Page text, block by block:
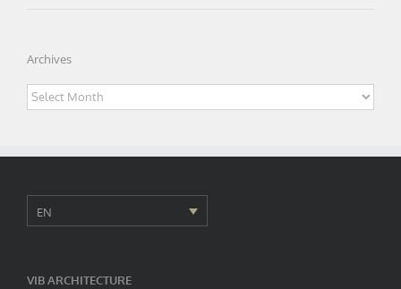
Archives
Archives
EN
VIB ARCHITECTURE